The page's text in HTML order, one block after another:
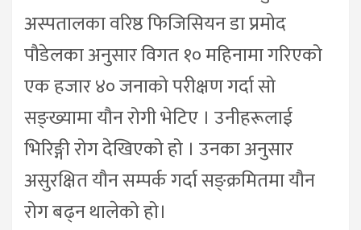
अस्पतालका वरिष्ठ फिजिसियन डा प्रमोद
पौडेलका अनुसार विगत १० महिनामा गरिएको
एक हजार ४० जनाको परीक्षण गर्दा सो
सङ्ख्यामा यौन रोगी भेटिए । उनीहरूलाई
भिरिङ्गी रोग देखिएको हो । उनका अनुसार
असुरक्षित यौन सम्पर्क गर्दा सङ्क्रमितमा यौन
रोग बढ्न थालेको हो।